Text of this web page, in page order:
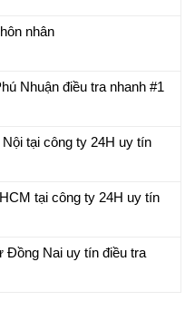
nhân
Nhuận điều tra nhanh #1
tại công ty 24H uy tín
tại công ty 24H uy tín
Đồng Nai uy tín điều tra